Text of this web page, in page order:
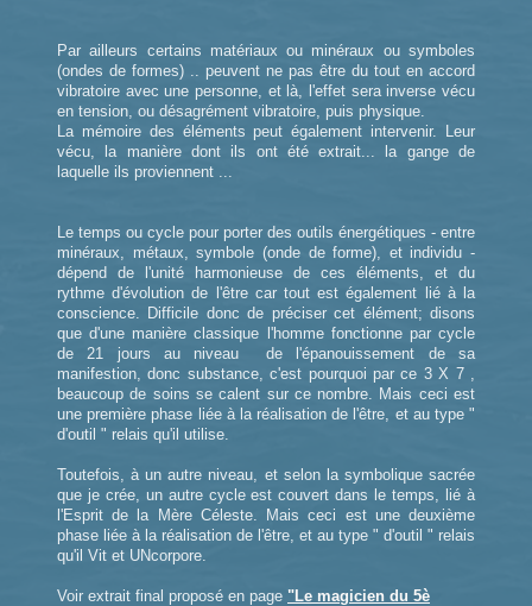
Par ailleurs certains matériaux ou minéraux ou symboles
(ondes de formes) .. peuvent ne pas être du tout en accord
vibratoire avec une personne, et là, l'effet sera inverse vécu
en tension, ou désagrément vibratoire, puis physique.
La mémoire des éléments peut également intervenir. Leur
vécu, la manière dont ils ont été extrait... la gange de
laquelle ils proviennent ...
Le temps ou cycle pour porter des outils énergétiques - entre
minéraux, métaux, symbole (onde de forme), et individu -
dépend de l'unité harmonieuse de ces éléments, et du
rythme d'évolution de l'être car tout est également lié à la
conscience. Difficile donc de préciser cet élément; disons
que d'une manière classique l'homme fonctionne par cycle
de 21 jours au niveau de l'épanouissement de sa
manifestion, donc substance, c'est pourquoi par ce 3 X 7 ,
beaucoup de soins se calent sur ce nombre. Mais ceci est
une première phase liée à la réalisation de l'être, et au type "
d'outil " relais qu'il utilise.
Toutefois, à un autre niveau, et selon la symbolique sacrée
que je crée, un autre cycle est couvert dans le temps, lié à
l'Esprit de la Mère Céleste. Mais ceci est une deuxième
phase liée à la réalisation de l'être, et au type " d'outil " relais
qu'il Vit et UNcorpore.
Voir extrait final proposé en page "Le magicien du 5è